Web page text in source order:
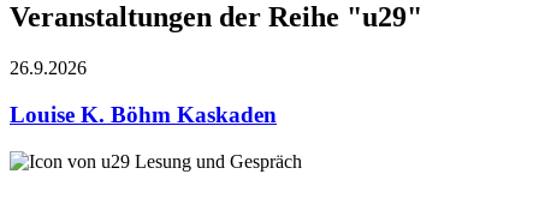
Veranstaltungen der Reihe "u29"
26.9.2026
Louise K. Böhm Kaskaden
Lesung und Gespräch